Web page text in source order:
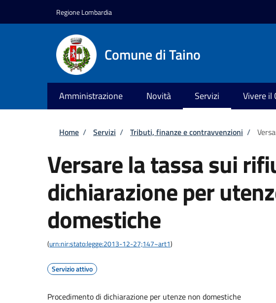
Regione Lombardia
Comune di Taino
Amministrazione Novità Servizi Vivere il
Briciole di pane
Home / Servizi / Tributi, finanze e contravvenzioni /
Versare la tassa sui
dichiarazione per
domestiche
(urn:nir:stato:legge:2013-12-27;147~art1)
Servizio attivo
Procedimento di dichiarazione per utenze non domestiche